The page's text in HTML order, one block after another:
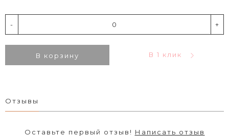
- +
В корзину В 1 клик
Отзывы
Оставьте первый отзыв! Написать отзыв